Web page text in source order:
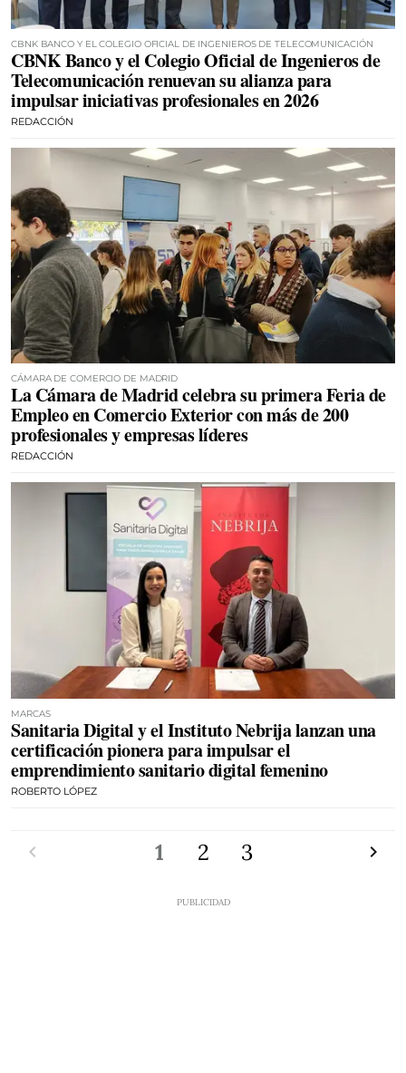
CBNK BANCO Y EL COLEGIO OFICIAL DE INGENIEROS DE TELECOMUNICACIÓN
CBNK Banco y el Colegio Oficial de Ingenieros de
Telecomunicación renuevan su alianza para
impulsar iniciativas profesionales en 2026
REDACCIÓN
CÁMARA DE COMERCIO DE MADRID
La Cámara de Madrid celebra su primera Feria de
Empleo en Comercio Exterior con más de 200
profesionales y empresas líderes
REDACCIÓN
MARCAS
Sanitaria Digital y el Instituto Nebrija lanzan una
certificación pionera para impulsar el
emprendimiento sanitario digital femenino
ROBERTO LÓPEZ
1 2 3